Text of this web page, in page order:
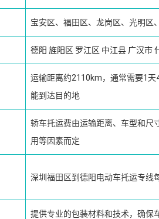
宝安区、福田区、龙岗区、光明区
德阳 旌阳区 罗江区 中江县 广汉市
运输距离约2110km，通常需要1天
能到达目的地
轿车托运费由运输距离、车型和尺
用等因素而定
深圳福田区到德阳电动车托运专线
提供专业的包装材料和技术，确保